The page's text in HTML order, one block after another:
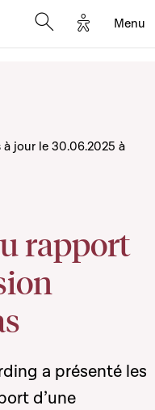
Options
Menu
rapport
à jour le 30.06.2025 à
a présenté les
d’une